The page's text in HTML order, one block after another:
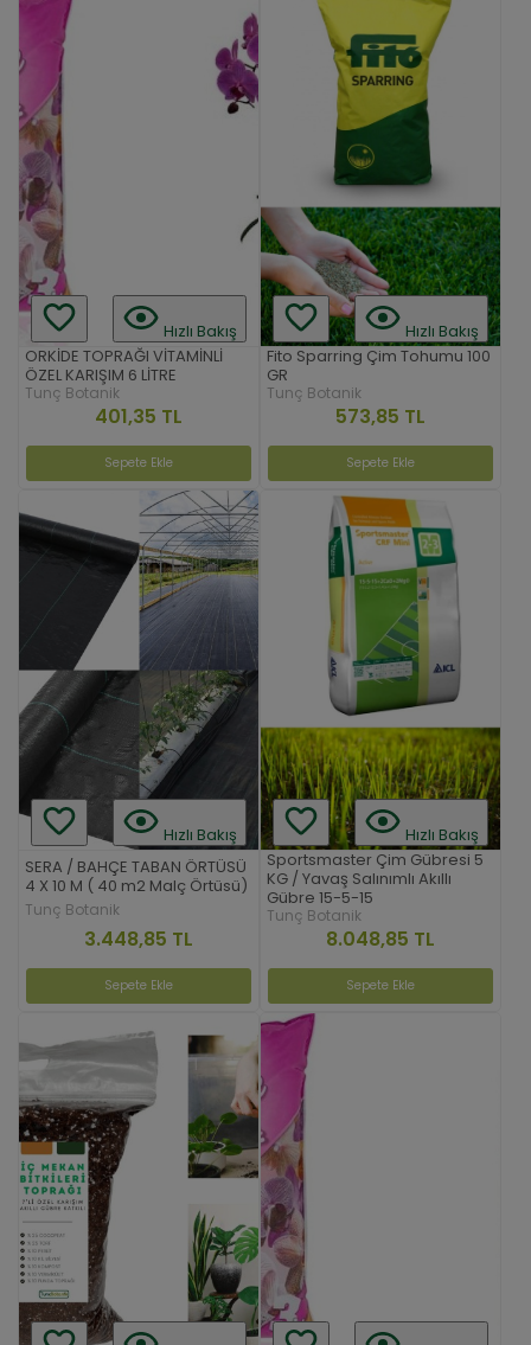
Hızlı Bakış
ORKİDE TOPRAĞI VİTAMİNLİ
ÖZEL KARIŞIM 6 LİTRE
Tunç Botanik
401,35 TL
Sepete Ekle
Hızlı Bakış
Fito Sparring Çim Tohumu 100
GR
Tunç Botanik
573,85 TL
Sepete Ekle
Hızlı Bakış
SERA / BAHÇE TABAN ÖRTÜSÜ
4 X 10 M ( 40 m2 Malç Örtüsü)
Tunç Botanik
3.448,85 TL
Sepete Ekle
Hızlı Bakış
Sportsmaster Çim Gübresi 5
KG / Yavaş Salınımlı Akıllı
Gübre 15-5-15
Tunç Botanik
8.048,85 TL
Sepete Ekle